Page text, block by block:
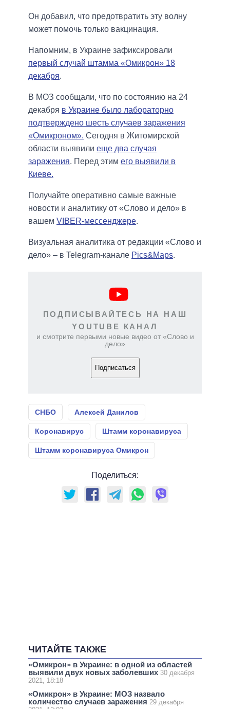
Он добавил, что предотвратить эту волну
может помочь только вакцинация.
Напомним, в Украине зафиксировали
первый случай штамма «Омикрон» 18
декабря.
В МОЗ сообщали, что по состоянию на 24
декабря в Украине было лабораторно
подтверждено шесть случаев заражения
«Омикроном». Сегодня в Житомирской
области выявили еще два случая
заражения. Перед этим его выявили в
Киеве.
Получайте оперативно самые важные
новости и аналитику от «Слово и дело» в
вашем VIBER-мессенджере.
Визуальная аналитика от редакции «Слово и
дело» – в Telegram-канале Pics&Maps.
ПОДПИСЫВАЙТЕСЬ НА НАШ
YOUTUBE КАНАЛ
и смотрите первыми новые видео от «Слово и
дело»
Подписаться
СНБО Алексей Данилов
Коронавирус Штамм коронавируса
Штамм коронавируса Омикрон
Поделиться:
ЧИТАЙТЕ ТАКЖЕ
«Омикрон» в Украине: в одной из областей
выявили двух новых заболевших 30 декабря
2021, 18:18
«Омикрон» в Украине: МОЗ назвало
количество случаев заражения 29 декабря